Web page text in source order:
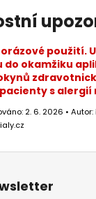
použití.
okamžiku
s alergií
2. 6. 2026 • Autor: